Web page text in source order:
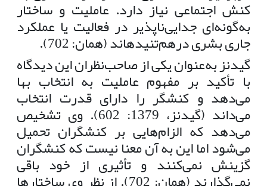
کنش اجتماعی نیاز دارد. عاملیت و ساختار
به‌گونه‌ای جدایی‌ناپذیر در فعالیت یا عملکرد
جاری بشری درهم‌تنیده­اند (همان: 702).
گیدنز به‌عنوان یکی از صاحب‌نظران این دیدگاه
با تأکید بر مفهوم عاملیت به انتخاب بها
می‌دهد و کنشگر را دارای قدرت انتخاب
می‌داند (گیدنز، 1379: 602). وی تشخیص
می‌دهد که الزام‌هایی بر کنشگران تحمیل
می‌شود اما این به آن معنا نیست که کنشگران
گزینش نمی‌کنند و تأثیری از خود باقی